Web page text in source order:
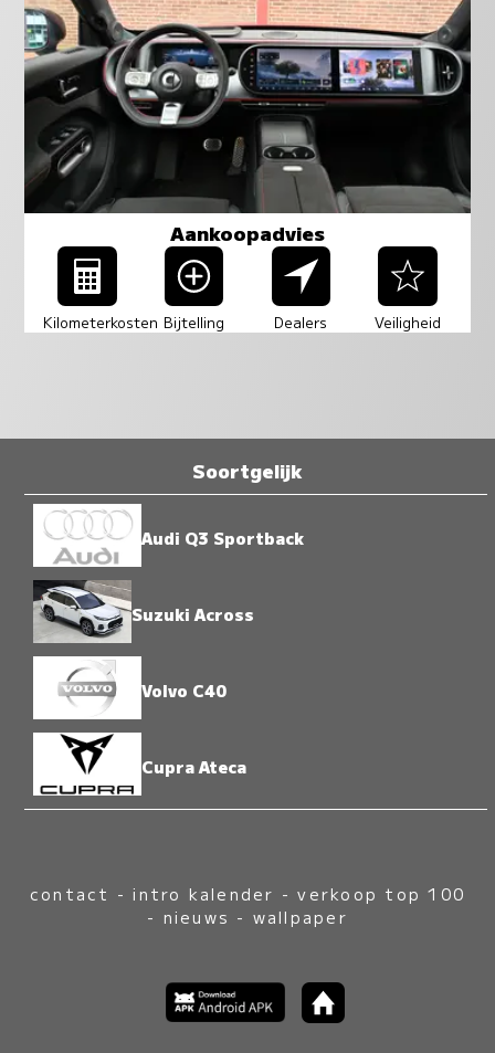
Aankoopadvies
Kilometerkosten Bijtelling Dealers Veiligheid
Soortgelijk
Audi Q3 Sportback
Suzuki Across
Volvo C40
Cupra Ateca
contact -intro kalender -verkoop top 100
- nieuws - wallpaper